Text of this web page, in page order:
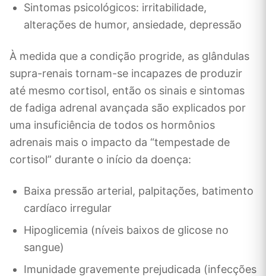
Sintomas psicológicos: irritabilidade,
alterações de humor, ansiedade, depressão
À medida que a condição progride, as glândulas
supra-renais tornam-se incapazes de produzir
até mesmo cortisol, então os sinais e sintomas
de fadiga adrenal avançada são explicados por
uma insuficiência de todos os hormônios
adrenais mais o impacto da “tempestade de
cortisol” durante o início da doença:
Baixa pressão arterial, palpitações, batimento
cardíaco irregular
Hipoglicemia (níveis baixos de glicose no
sangue)
Imunidade gravemente prejudicada (infecções